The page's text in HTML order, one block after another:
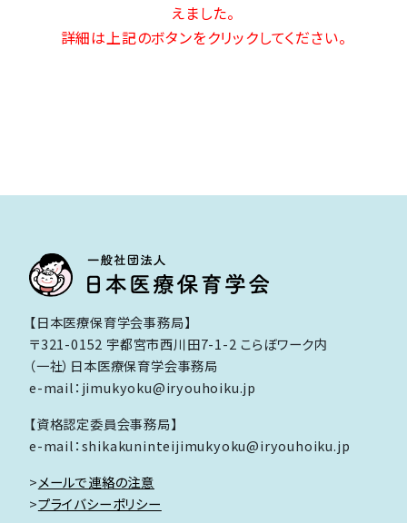
えました。
詳細は上記のボタンをクリックしてください。
【日本医療保育学会事務局】
〒321-0152 宇都宮市西川田7-1-2 こらぼワーク内
（一社）日本医療保育学会事務局
e-mail：jimukyoku@iryouhoiku.jp
【資格認定委員会事務局】
e-mail：shikakuninteijimukyoku@iryouhoiku.jp
>メールで連絡の注意
>プライバシーポリシー